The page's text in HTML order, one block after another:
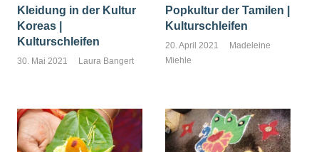
Kleidung in der Kultur
Koreas |
Kulturschleifen
30. Mai 2021 Laura Bangert
Popkultur der Tamilen |
Kulturschleifen
20. April 2021
Madeleine
Miehle